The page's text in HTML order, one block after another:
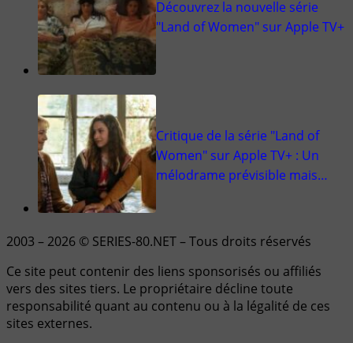
Découvrez la nouvelle série
"Land of Women" sur Apple TV+
Critique de la série "Land of
Women" sur Apple TV+ : Un
mélodrame prévisible mais…
2003 – 2026 © SERIES-80.NET – Tous droits réservés
Ce site peut contenir des liens sponsorisés ou affiliés
vers des sites tiers. Le propriétaire décline toute
responsabilité quant au contenu ou à la légalité de ces
sites externes.